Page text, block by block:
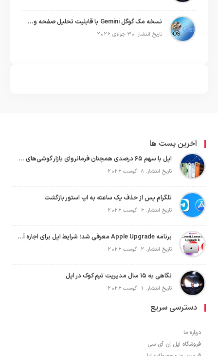
نسخه مک گوگل Gemini با قابلیت تحلیل صفحه و دستورات صوتی در به‌روزرسانی جدید
تاریخ انتشار: 30 جولای 2026
آخرین پست ها
اپل با سهم ۶۵ درصدی همچنان فرمانروای بازار گوشی‌های پریمیوم جهان است
تاریخ انتشار: 8 آگوست 2026
تلگرام پس از حذف یک ساعته به اپ استور بازگشت
تاریخ انتشار: 6 آگوست 2026
برنامه Apple Upgrade معرفی شد؛ شرایط اپل برای اجاره آیفون، آیپد، مک و اپل واچ
تاریخ انتشار: 2 آگوست 2026
نگاهی به ۱۵ سال مدیریت تیم کوک در اپل
تاریخ انتشار: 1 آگوست 2026
دسترسی سریع
درباره ما
فروشگاه اپل اِن آی سی